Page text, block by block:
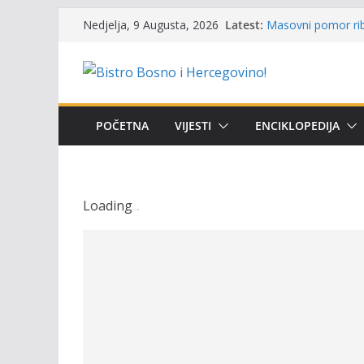
content
Nedjelja, 9 Augusta, 2026 Latest: Masovni pomor
Obavještenje
osobe sa
POČETNA VIJESTI ENCIKLOPEDIJA
Loading...